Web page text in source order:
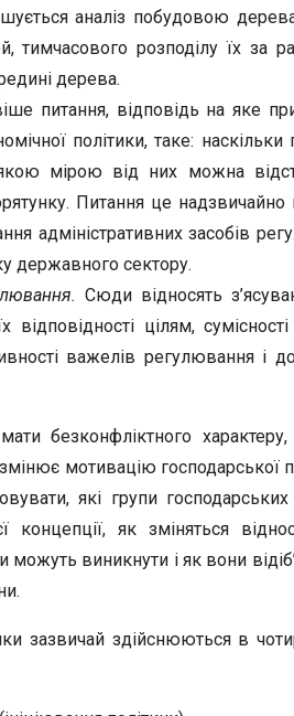
аналіз побудовою
тимчасового розподілу їх за
дерева.
питання, відповідь на яке
політики, таке: наскільки
мірою від них можна
Питання це
адміністративних засобів
державного сектору.
Сюди відносять
цілям,
важелів регулювання і
безконфліктного характеру,
мотивацію господарської
які групи господарських
концепції, як зміняться
можуть виникнути і як вони
зазвичай здійснюються в